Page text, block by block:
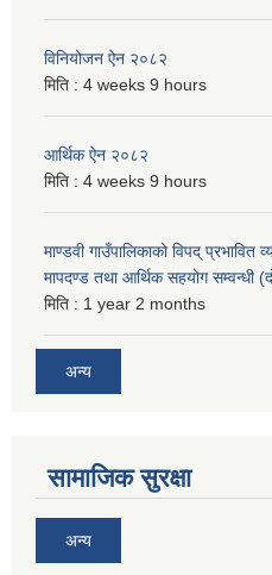
विनियोजन ऐन २०८२
मिति : 4 weeks 9 hours
आर्थिक ऐन २०८२
मिति : 4 weeks 9 hours
माण्डवी गाउँपालिकाको विपद् प्रभावित
मापदण्ड तथा आर्थिक सहयोग सम्वन्धी
मिति : 1 year 2 months
अन्य
सामाजिक सुरक्षा
अन्य